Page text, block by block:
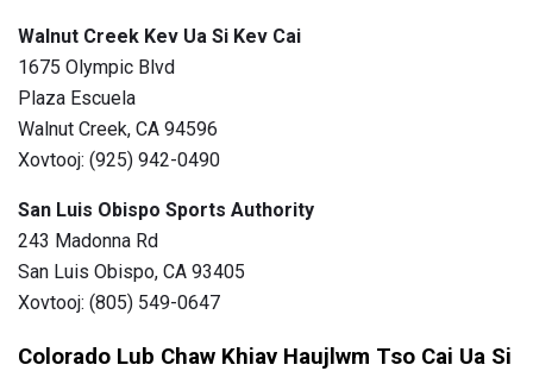
Walnut Creek Kev Ua Si Kev Cai
1675 Olympic Blvd
Plaza Escuela
Walnut Creek, CA 94596
Xovtooj: (925) 942-0490
San Luis Obispo Sports Authority
243 Madonna Rd
San Luis Obispo, CA 93405
Xovtooj: (805) 549-0647
Colorado Lub Chaw Khiav Haujlwm Tso Cai Ua Si